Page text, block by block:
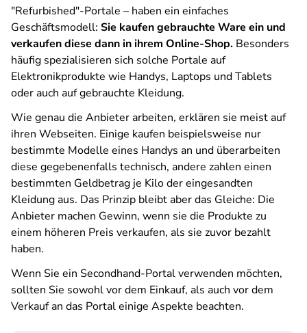
"Refurbished"-Portale – haben ein einfaches
Geschäftsmodell: Sie kaufen gebrauchte Ware ein und
verkaufen diese dann in ihrem Online-Shop. Besonders
häufig spezialisieren sich solche Portale auf
Elektronikprodukte wie Handys, Laptops und Tablets
oder auch auf gebrauchte Kleidung.
Wie genau die Anbieter arbeiten, erklären sie meist auf
ihren Webseiten. Einige kaufen beispielsweise nur
bestimmte Modelle eines Handys an und überarbeiten
diese gegebenenfalls technisch, andere zahlen einen
bestimmten Geldbetrag je Kilo der eingesandten
Kleidung aus. Das Prinzip bleibt aber das Gleiche: Die
Anbieter machen Gewinn, wenn sie die Produkte zu
einem höheren Preis verkaufen, als sie zuvor bezahlt
haben.
Wenn Sie ein Secondhand-Portal verwenden möchten,
sollten Sie sowohl vor dem Einkauf, als auch vor dem
Verkauf an das Portal einige Aspekte beachten.